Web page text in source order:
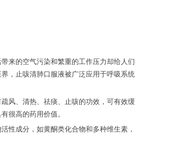
来的空气污染和繁重的工作压力却给人们
，止咳清肺口服液被广泛应用于呼吸系统
风、清热、祛痰、止咳的功效，可有效缓
很高的药用价值。
成分，如黄酮类化合物和多种维生素，